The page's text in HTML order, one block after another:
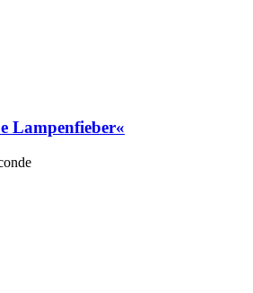
Lampenfieber«